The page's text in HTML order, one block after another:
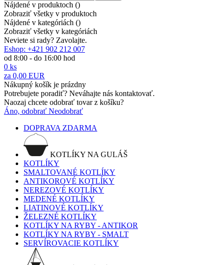
Nájdené v produktoch ()
Zobraziť všetky v produktoch
Nájdené v kategóriách ()
Zobraziť všetky v kategóriách
Neviete si rady? Zavolajte.
Eshop: +421 902 212 007
od 8:00 - do 16:00 hod
0 ks
za 0,00 EUR
Nákupný košík je prázdny
Potrebujete poradiť? Neváhajte nás kontaktovať.
Naozaj chcete odobrať tovar z košíku?
Áno, odobrať Neodobrať
DOPRAVA ZDARMA
KOTLÍKY NA GULÁŠ
KOTLÍKY
SMALTOVANÉ KOTLÍKY
ANTIKOROVÉ KOTLÍKY
NEREZOVÉ KOTLÍKY
MEDENÉ KOTLÍKY
LIATINOVÉ KOTLÍKY
ŽELEZNÉ KOTLÍKY
KOTLÍKY NA RYBY - ANTIKOR
KOTLÍKY NA RYBY - SMALT
SERVÍROVACIE KOTLÍKY